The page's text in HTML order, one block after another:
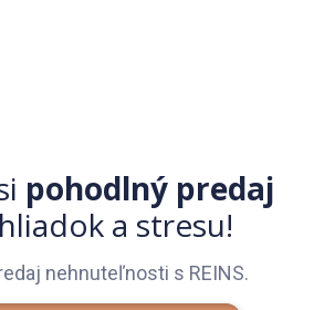
pohodlný predaj
a stresu!
nehnuteľnosti s REINS.